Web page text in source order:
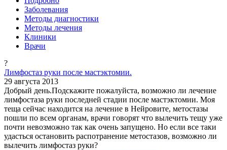
Заболевания
Методы диагностики
Методы лечения
Клиники
Врачи
?
Лимфостаз руки после мастэктомии.
29 августа 2013
Добрый день.Подскажите пожалуйста, возможно ли лечение
лимфостаза руки последней стадии после мастэктомии. Моя
теща сейчас находится на лечение в Нейровите, метостазы
пошли по всем органам, врачи говорят что вылечить тещу уже
почти невозможно так как очень запущено. Но если все таки
удасться остановить распотранение метостазов, возможно ли
вылечить лимфостаз руки?